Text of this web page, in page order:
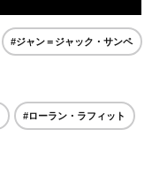
#ジャン＝ジャック・サンペ
#ローラン・ラフィット